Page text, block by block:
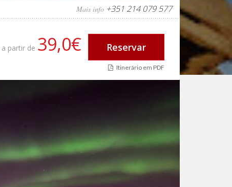
Mais info +351 214 079 577
a partir de 39,0€ Reservar
Itinerário em PDF